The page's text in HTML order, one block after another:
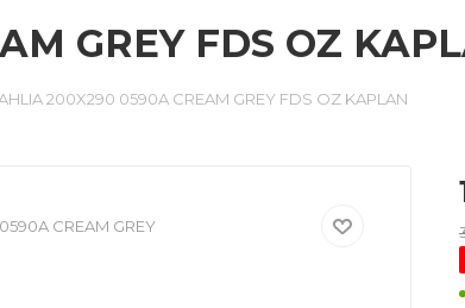
GREY FDS OZ
200X290 0590A CREAM GREY FDS OZ KAPLAN
CREAM GREY